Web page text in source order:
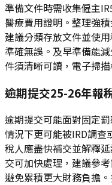
準備文件時需收集僱主
醫療費用證明。整理強
建議分類存放文件並使
準確無誤。及早準備能
件須清晰可讀，電子掃描
逾期提交25-26年報
逾期提交可能面對固定
情況下更可能被IRD調查
稅人應盡快補交並解釋
交可加快處理，建議參
避免累積更大財務負擔